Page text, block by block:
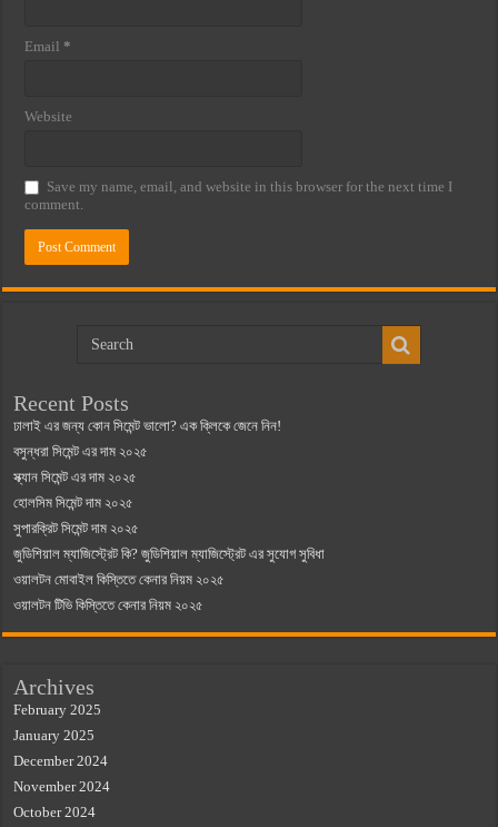
Email *
Website
Save my name, email, and website in this browser for the next time I
comment.
Recent Posts
ঢালাই এর জন্য কোন সিমেন্ট ভালো? এক ক্লিকে জেনে নিন!
বসুন্ধরা সিমেন্ট এর দাম ২০২৫
স্ক্যান সিমেন্ট এর দাম ২০২৫
হোলসিম সিমেন্ট দাম ২০২৫
সুপারক্রিট সিমেন্ট দাম ২০২৫
জুডিশিয়াল ম্যাজিস্ট্রেট কি? জুডিশিয়াল ম্যাজিস্ট্রেট এর সুযোগ সুবিধা
ওয়ালটন মোবাইল কিস্তিতে কেনার নিয়ম ২০২৫
ওয়ালটন টিভি কিস্তিতে কেনার নিয়ম ২০২৫
Archives
February 2025
January 2025
December 2024
November 2024
October 2024